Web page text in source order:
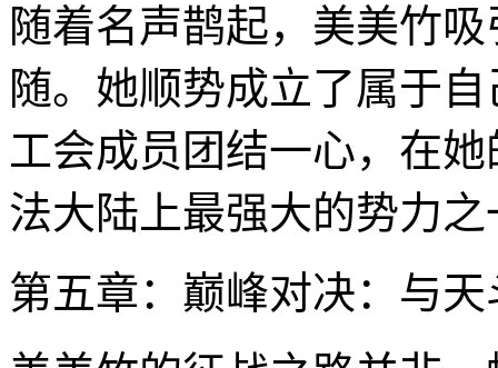
随着名声鹊起，美美竹
随。她顺势成立了属于
工会成员团结一心，在
法大陆上最强大的势力之
第五章：巅峰对决：与天